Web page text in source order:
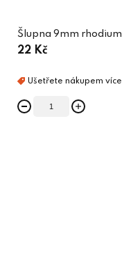
Šlupna 9mm rhodium
22 Kč